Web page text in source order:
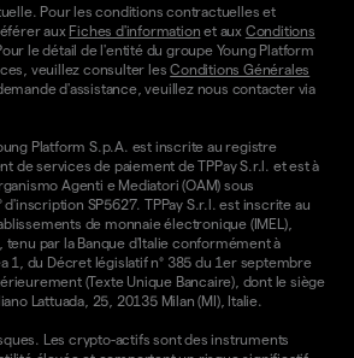
Pour les conditions contractuelles et
aux Fiches d'information et aux Conditions
le détail de l'entité du groupe Young Platform
veuillez consulter lesConditions Générales
d'assistance, veuillez nous contacter via
Platform S.p.A. est inscrite au registre
de services de paiement de TPPay S.r.l. et est à
Agenti e Mediatori (OAM) sous
d'inscription SP5627. TPPay S.r.l. est inscrite au
de monnaie électronique (IMEL),
par la Banque d'Italie conformément à
1, du Décret législatif n° 385 du 1er septembre
(Texte Unique Bancaire), dont le siège
Lattuada, 25, 20135 Milan (MI), Italie.
Les crypto-actifs sont des instruments